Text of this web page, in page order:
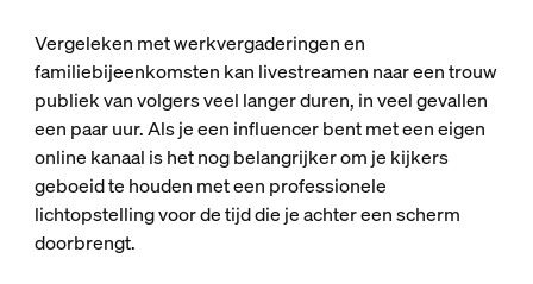
Vergeleken met werkvergaderingen en
familiebijeenkomsten kan livestreamen naar een trouw
publiek van volgers veel langer duren, in veel gevallen
een paar uur. Als je een influencer bent met een eigen
online kanaal is het nog belangrijker om je kijkers
geboeid te houden met een professionele
lichtopstelling voor de tijd die je achter een scherm
doorbrengt.